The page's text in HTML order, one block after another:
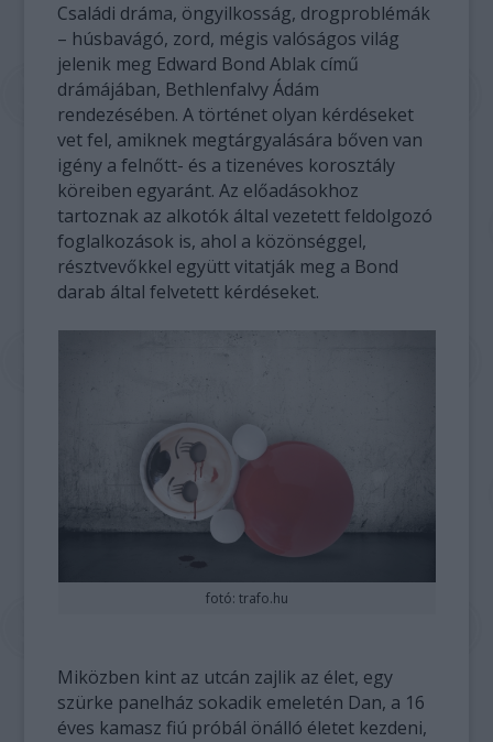
Családi dráma, öngyilkosság, drogproblémák
– húsbavágó, zord, mégis valóságos világ
jelenik meg Edward Bond Ablak című
drámájában, Bethlenfalvy Ádám
rendezésében. A történet olyan kérdéseket
vet fel, amiknek megtárgyalására bőven van
igény a felnőtt- és a tizenéves korosztály
köreiben egyaránt. Az előadásokhoz
tartoznak az alkotók által vezetett feldolgozó
foglalkozások is, ahol a közönséggel,
résztvevőkkel együtt vitatják meg a Bond
darab által felvetett kérdéseket.
fotó: trafo.hu
Miközben kint az utcán zajlik az élet, egy
szürke panelház sokadik emeletén Dan, a 16
éves kamasz fiú próbál önálló életet kezdeni,